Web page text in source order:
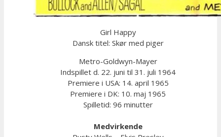
Girl Happy
Dansk titel: Skør med piger
Metro-Goldwyn-Mayer
Indspillet d. 22. juni til 31. juli 1964
Premiere i USA: 14. april 1965
Premiere i DK: 10. maj 1965
Spilletid: 96 minutter
Medvirkende